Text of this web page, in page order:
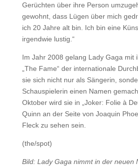
Gerüchten über ihre Person
gewohnt, dass Lügen über mich
ich 20 Jahre alt bin. Ich bin eine
irgendwie lustig.“
Im Jahr 2008 gelang Lady Gaga mit
„The Fame“ der internationale
sie sich nicht nur als Sängerin,
Schauspielerin einen Namen
Oktober wird sie in „Joker: Folie à
Quinn an der Seite von Joaquin
Fleck zu sehen sein.
(the/spot)
Bild: Lady Gaga nimmt in der neuen